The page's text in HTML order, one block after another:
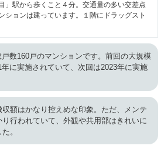
」駅から歩くこと４分。交通量の多い交差点
ションは建っています。１階にドラッグスト
数160戸のマンションです。前回の大規模
に実施されていて、次回は2023年に実施
額はかなり控えめな印象。ただ、メンテ
行われていて、外観や共用部はきれいに
。